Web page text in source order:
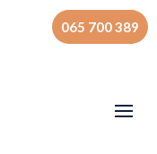
065 700 389